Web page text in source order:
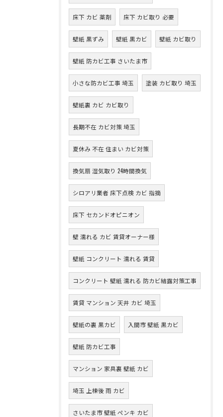
床下 カビ 薬剤 床下 カビ取り 必要
壁紙 黒ずみ 壁紙 黒カビ 壁紙 カビ取り
壁紙 防カビ工事 さいたま市
小さな防カビ工事 埼玉 塗装 カビ取り 埼玉
壁紙裏 カビ カビ取り
長期不在 カビ対策 埼玉
夏休み 不在 住まい カビ対策
換気扇 湿気取り 24時間換気
シロアリ業者 床下点検 カビ 指摘
床下 セカンドオピニオン
壁 濡れる カビ 賃貸オーナー様
壁紙 コンクリート 濡れる 賃貸
コンクリート 壁紙 濡れる 防カビ結露対策工事
賃貸 マンション 天井 カビ 埼玉
壁紙の裏 黒カビ 入間市 壁紙 黒カビ
壁紙 防カビ工事
マンション 家具裏 壁紙 カビ
埼玉 上棟後 雨 カビ
さいたま市 壁紙 ペンキ カビ